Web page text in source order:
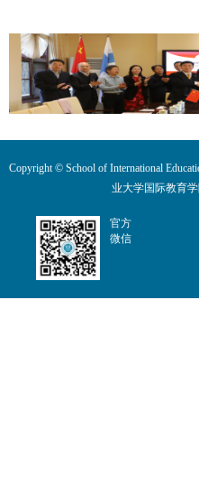
Copyright © School of International
业大学国际教育学
官方
微信